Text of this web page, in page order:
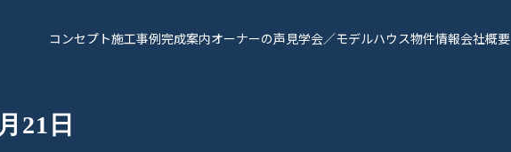
コンセプト施工事例完成案内オーナーの声見学会／モデルハウス物件情報会社概要
21日